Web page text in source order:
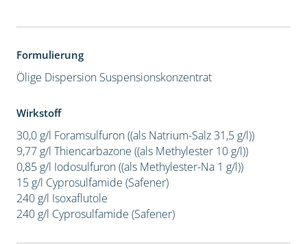
Formulierung
Ölige Dispersion Suspensionskonzentrat
Wirkstoff
30,0 g/l Foramsulfuron ((als Natrium-Salz 31,5 g/l))
9,77 g/l Thiencarbazone ((als Methylester 10 g/l))
0,85 g/l Iodosulfuron ((als Methylester-Na 1 g/l))
15 g/l Cyprosulfamide (Safener)
240 g/l Isoxaflutole
240 g/l Cyprosulfamide (Safener)